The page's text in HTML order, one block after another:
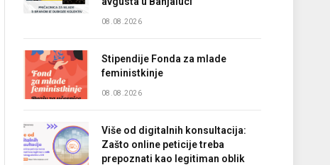
08.08.2026
Stipendije Fonda za mlade
feministkinje
08.08.2026
Više od digitalnih konsultacija:
Zašto online peticije treba
prepoznati kao legitiman oblik